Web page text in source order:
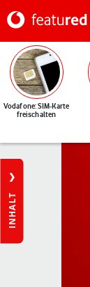
Vodafone: SIM-Karte
freischalten
INHALT